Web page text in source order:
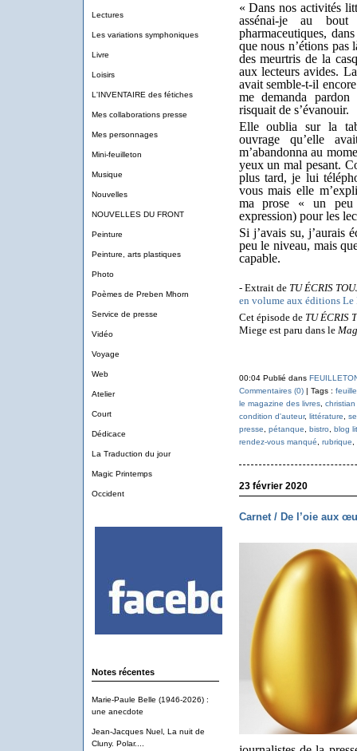
Lectures
Les variations symphoniques
Livre
Loisirs
L'INVENTAIRE des fétiches
Mes collaborations presse
Mes personnages
Mini-feuilleton
Musique
Nouvelles
NOUVELLES DU FRONT
Peinture
Peinture, arts plastiques
Photo
Poèmes de Preben Mhorn
Service de presse
Vidéo
Voyage
Web
Atelier
Court
Dédicace
La Traduction du jour
Magic Printemps
Occident
Notes récentes
Marie-Paule Belle (1946-2026) :
une anecdote
Jean-Jacques Nuel, La nuit de
Cluny. Polar....
« Dans nos activités
assénai-je au bout
pharmaceutiques,
que nous n’étions pas
des meurtris de la
aux lecteurs avides.
avait semble-t-il
me demanda
risquait de s’évanouir.
Elle oublia sur la
ouvrage qu’elle
m’abandonna au
yeux un mal pesant.
plus tard, je lui
vous mais elle
ma prose « un
expression) pour les
Si j’avais su, j’aurais
peu le niveau, mais
capable.
- Extrait de TU ÉCRIS
en volume aux éditions Le
Cet épisode de TU ÉCRIS
Miege est paru dans le
00:04 Publié dans
Commentaires (0)| Tags :
le magazine des livres,
condition d'auteur, littérature,
presse, pétanque, bistro, blog
rendez-vous manqué, rubrique,
23 février 2020
Carnet / De l’oie aux